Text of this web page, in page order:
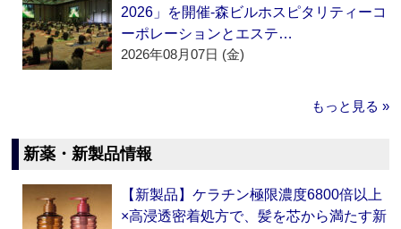
2026」を開催‐森ビルホスピタリティーコ
ーポレーションとエステ…
2026年08月07日 (金)
もっと見る »
新薬・新製品情報
【新製品】ケラチン極限濃度6800倍以上
×高浸透密着処方で、髪を芯から満たす新